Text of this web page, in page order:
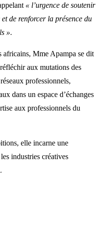
« l’urgence de soutenir
de renforcer la présence du
».
africains, Mme Apampa se dit
aux mutations des
professionnels,
dans un espace d’échanges
aux professionnels du
elle incarne une
industries créatives